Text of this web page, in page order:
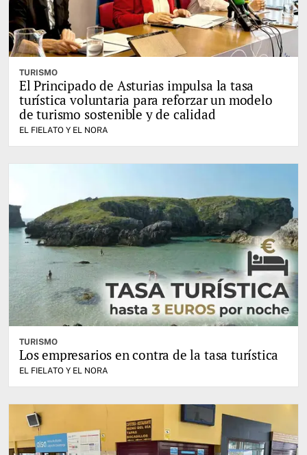
TURISMO
El Principado de Asturias impulsa la tasa
turística voluntaria para reforzar un modelo
de turismo sostenible y de calidad
EL FIELATO Y EL NORA
TURISMO
Los empresarios en contra de la tasa turística
EL FIELATO Y EL NORA